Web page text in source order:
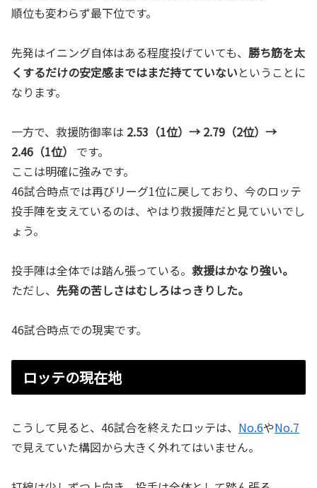
順位も変わらず最下位です。
先発はイニング自体はある程度投げていても、 勝ち筋を太
くするだけの安定感まではまだ持てていないということに
なります。
一方で、救援防御率は 2.53（1位）→ 2.79（2位）→
2.46（1位）
です。
ここは明確に強みです。
46試合時点では再びリーグ1位に戻しており、今のロッテ
投手陣を支えているのは、やはり救援陣だと見ていいでし
ょう。
投手陣は全体では踏ん張っている。 救援はかなり強い。
ただし、 先発の苦しさはむしろはっきりした。
46試合時点での現実です。
ロッテの現在地
こうして見ると、46試合を終えたロッテは、 No.6やNo.7
で見えていた構図から大きく外れてはいません。